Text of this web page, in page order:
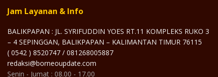
Jam Layanan & Info
BALIKPAPAN : JL. SYRIFUDDIN YOES RT.11 KOMPLEKS RUKO 3
– 4 SEPINGGAN, BALIKPAPAN – KALIMANTAN TIMUR 76115
( 0542 ) 8520747 / 081268005887
redaksi@borneoupdate.com
Senin - Jumat : 08.00 - 17.00